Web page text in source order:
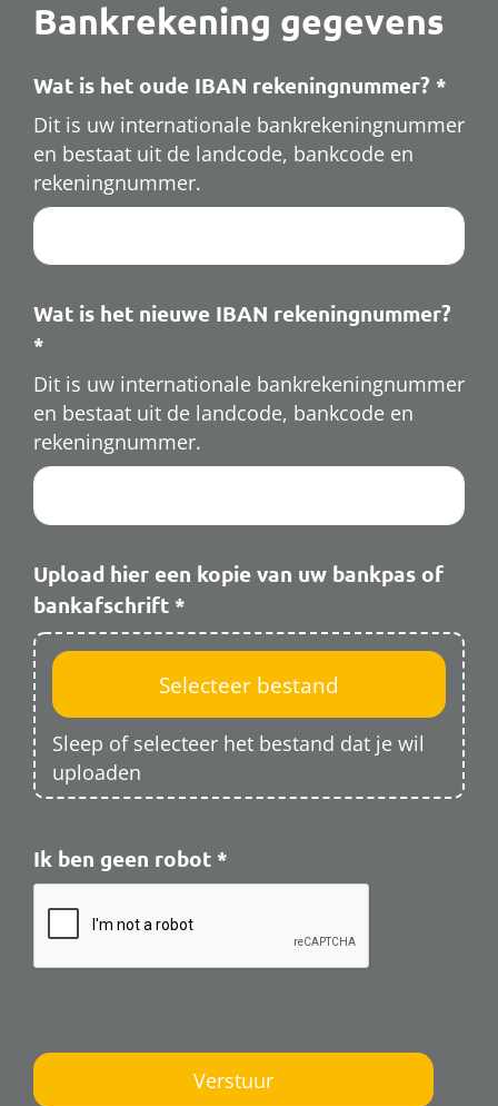
Bankrekening gegevens
Wat is het oude IBAN rekeningnummer? *
Dit is uw internationale bankrekeningnummer
en bestaat uit de landcode, bankcode en
rekeningnummer.
Wat is het nieuwe IBAN rekeningnummer?
*
Dit is uw internationale bankrekeningnummer
en bestaat uit de landcode, bankcode en
rekeningnummer.
Upload hier een kopie van uw bankpas of
bankafschrift *
Sleep of selecteer het bestand dat je wil
uploaden
Ik ben geen robot *